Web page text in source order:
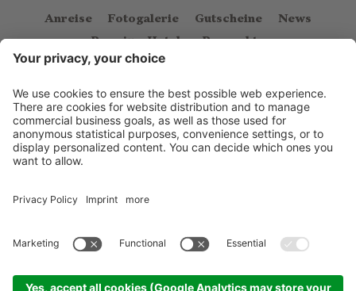
Anreise Fotogalerie Gutscheine
News
Premium Hotels
Prospekte
© Kassian CIN: IT021038A1FXQUMHJW
.
Datenschutzerklärung.produced by